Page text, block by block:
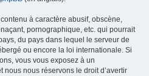
à caractère abusif, obscène,
pornographique, etc. qui pourrait
du pays dans lequel le serveur de
ou encore la loi internationale. Si
vous vous exposez à un
nous nous réservons le droit d’avertir